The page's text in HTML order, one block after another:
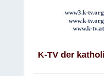
www3.k-tv.org
www.k-tv.org
www.k-tv.at
K-TV der